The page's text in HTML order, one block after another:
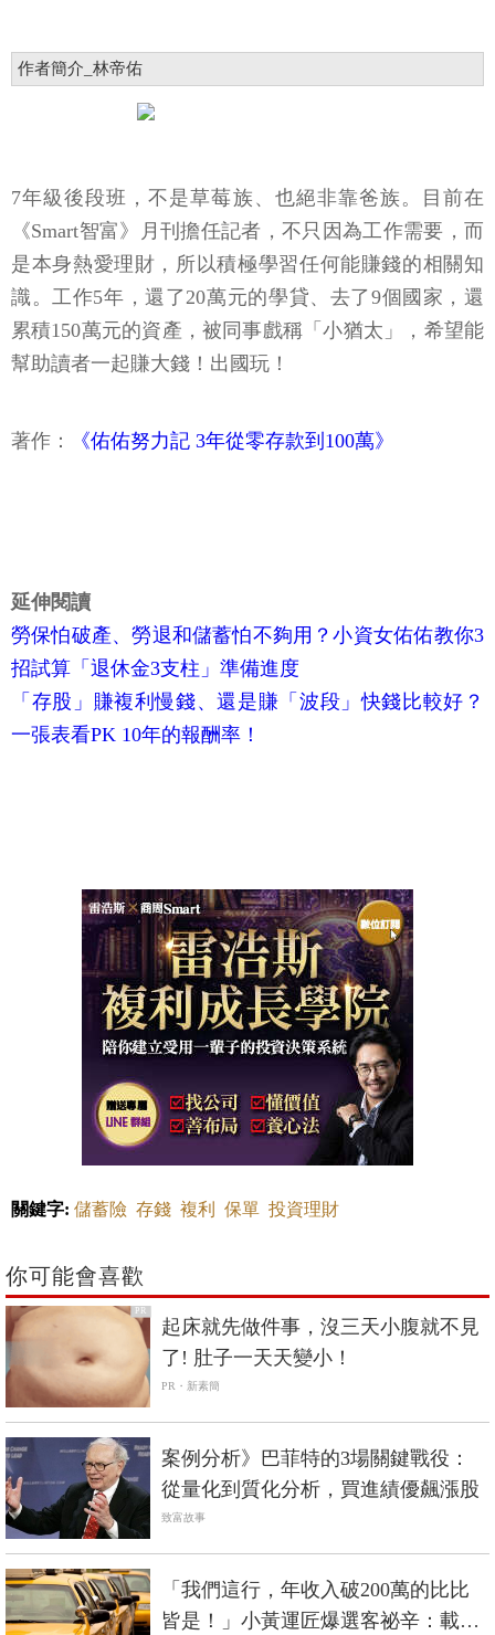
作者簡介_林帝佑
7年級後段班，不是草莓族、也絕非靠爸族。目前在
《Smart智富》月刊擔任記者，不只因為工作需要，而
是本身熱愛理財，所以積極學習任何能賺錢的相關知
識。工作5年，還了20萬元的學貸、去了9個國家，還
累積150萬元的資產，被同事戲稱「小猶太」，希望能
幫助讀者一起賺大錢！出國玩！
著作： 《佑佑努力記 3年從零存款到100萬》
延伸閱讀
勞保怕破產、勞退和儲蓄怕不夠用？小資女佑佑教你3
招試算「退休金3支柱」準備進度
「存股」賺複利慢錢、還是賺「波段」快錢比較好？
一張表看PK 10年的報酬率！
關鍵字: 儲蓄險 存錢 複利 保單 投資理財
你可能會喜歡
PR
起床就先做件事，沒三天小腹就不見
了! 肚子一天天變小！
PR・新素簡
案例分析》巴菲特的3場關鍵戰役：
從量化到質化分析，買進績優飆漲股
致富故事
「我們這行，年收入破200萬的比比
皆是！」小黃運匠爆選客祕辛：載到